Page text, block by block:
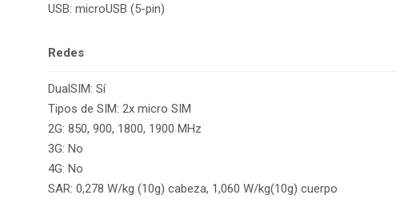
USB: microUSB (5-pin)
Redes
DualSIM: Sí
Tipos de SIM: 2x micro SIM
2G: 850, 900, 1800, 1900 MHz
3G: No
4G: No
SAR: 0,278 W/kg (10g) cabeza, 1,060 W/kg(10g) cuerpo